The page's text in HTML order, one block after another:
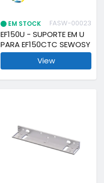
EM STOCK FASW-00023
EF150U - SUPORTE EM U
PARA EF150CTC SEWOSY
View